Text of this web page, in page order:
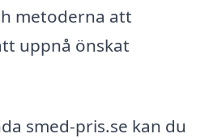
metoderna att
uppnå önskat
smed-pris.se kan du